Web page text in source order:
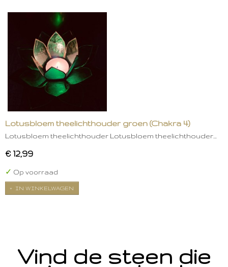
Lotusbloem theelichthouder groen (Chakra 4)
Lotusbloem theelichthouder Lotusbloem theelichthouder…
€ 12,99
✓ Op voorraad
IN WINKELWAGEN
Vind de steen die